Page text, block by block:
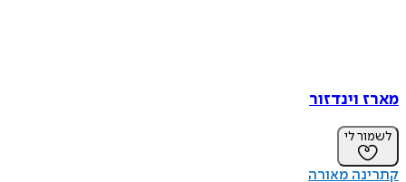
מארז וינדזור
לשמור לי
קתרינה מאורה